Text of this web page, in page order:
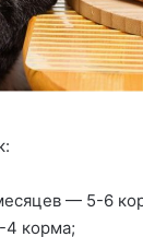
— 5-6
корма;